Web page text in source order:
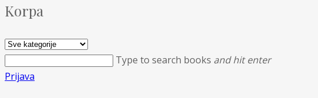
Korpa
Type to search books and hit enter
Prijava